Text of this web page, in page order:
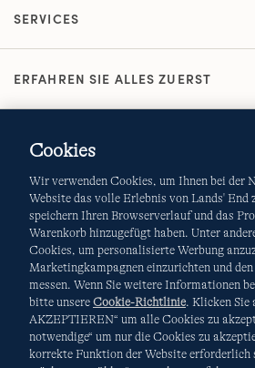
SERVICES
ERFAHREN SIE ALLES ZUERST
AGB Datenschutz &
Cookies-Ich möchte
Internationale
Cookies
Wir verwenden Cookies, um Ihnen bei der
Website das volle Erlebnis von Lands' End
speichern Ihren Browserverlauf und das
Warenkorb hinzugefügt haben. Unter
Cookies, um personalisierte Werbung
Marketingkampagnen einzurichten und
messen. Wenn Sie weitere Informationen
bitte unsere Cookie-Richtlinie. Klicken Sie
AKZEPTIEREN“ um alle Cookies zu
notwendige“ um nur die Cookies zu
korrekte Funktion der Website erforderlich